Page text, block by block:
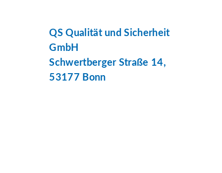
QS Qualität und Sicherheit
GmbH
Schwertberger Straße 14,
53177 Bonn